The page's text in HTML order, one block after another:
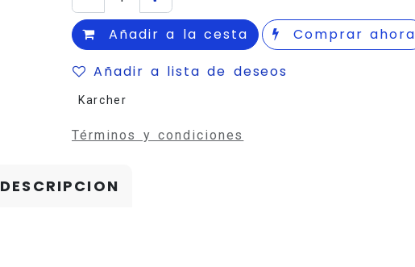
Añadir a la cesta
Comprar ahora
Añadir a lista de deseos
Karcher
Términos y condiciones
DESCRIPCION